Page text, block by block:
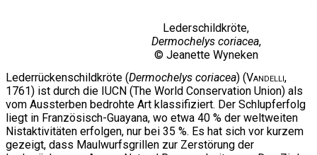
Lederschildkröte,
Dermochelys coriacea,
© Jeanette Wyneken
Lederrückenschildkröte (Dermochelys coriacea) (Vandelli,
1761) ist durch die IUCN (The World Conservation Union) als
vom Aussterben bedrohte Art klassifiziert. Der Schlupferfolg
liegt in Französisch-Guayana, wo etwa 40 % der weltweiten
Nistaktivitäten erfolgen, nur bei 35 %. Es hat sich vor kurzem
gezeigt, dass Maulwurfsgrillen zur Zerstörung der